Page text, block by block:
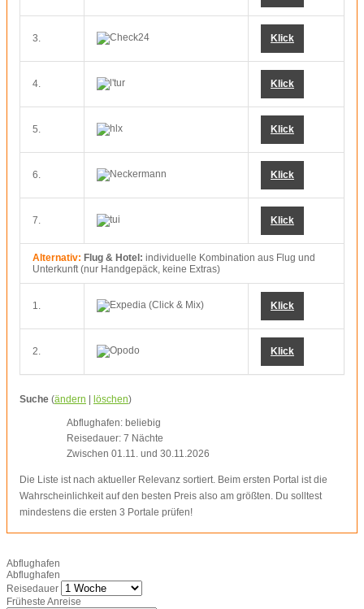
3. Klick
4. Klick
5. Klick
6. Klick
7. Klick
Alternativ: Flug & Hotel: individuelle Kombination aus Flug und
Unterkunft (nur Handgepäck, keine Extras)
1. Klick
2. Klick
Suche (ändern löschen)
Abflughafen: beliebig
Reisedauer: 7 Nächte
Zwischen 01.11. und 30.11.2026
Die Liste ist nach aktueller Relevanz sortiert. Beim ersten Portal ist die
Wahrscheinlichkeit auf den besten Preis also am größten. Du solltest
mindestens die ersten 3 Portale prüfen!
Abflughafen
Abflughafen
Reisedauer
Früheste Anreise